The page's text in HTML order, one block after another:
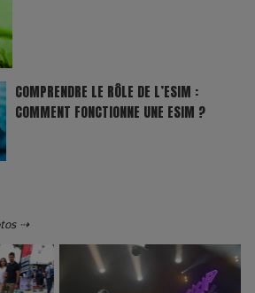
COMPRENDRE LE RÔLE DE L’ESIM :
COMMENT FONCTIONNE UNE ESIM ?
⇢